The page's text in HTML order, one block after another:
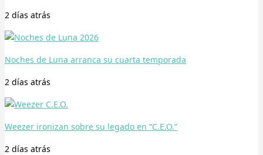
2 días atrás
Noches de Luna arranca su cuarta temporada
2 días atrás
Weezer ironizan sobre su legado en “C.E.O.”
2 días atrás